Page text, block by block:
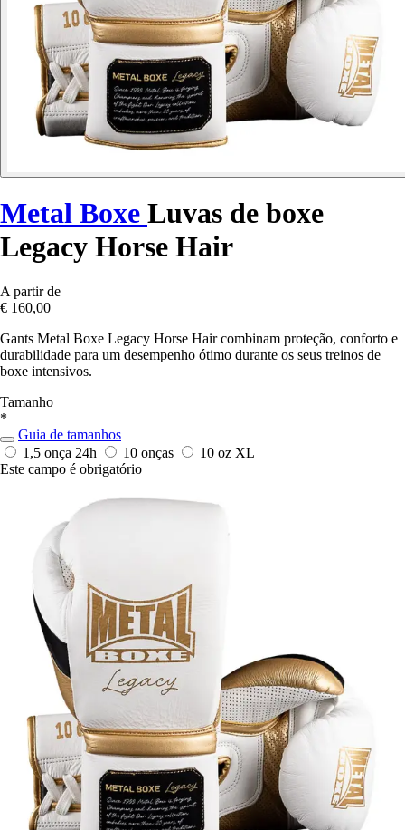
Metal Boxe Luvas de boxe
Legacy Horse Hair
A partir de
€ 160,00
Gants Metal Boxe Legacy Horse Hair combinam proteção, conforto e
durabilidade para um desempenho ótimo durante os seus treinos de
boxe intensivos.
Tamanho
*
Guia de tamanhos
1,5 onça 24h 10 onças
10 oz XL
Este campo é obrigatório